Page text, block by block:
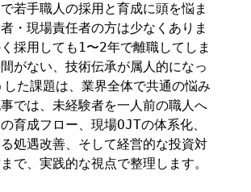
若手職人の採用と育成に頭を悩ま
・現場責任者の方は少なくありま
採用しても1〜2年で離職してしま
がない、技術伝承が属人的になっ
た課題は、業界全体で共通の悩み
では、未経験者を一人前の職人へ
育成フロー、現場OJTの体系化、
処遇改善、そして経営的な投資対
で、実践的な視点で整理します。